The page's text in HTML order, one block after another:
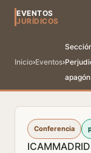
EVENTOS
JURÍDICOS
Inicio›Eventos›
Conferencia
ICAMMADRID